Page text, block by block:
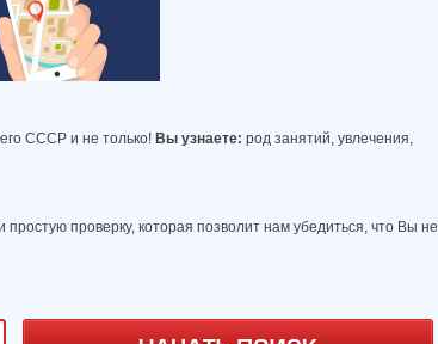
СССР и не только! Вы узнаете: род занятий, увлечения,
проверку, которая позволит нам убедиться, что Вы не